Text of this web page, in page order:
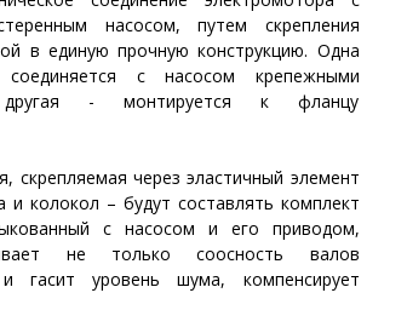
насосом, путем скрепления
в единую прочную конструкцию. Одна
с насосом крепежными
- монтируется к фланцу
скрепляемая через эластичный элемент
и колокол – будут составлять комплект
с насосом и его приводом,
не только соосность валов
гасит уровень шума, компенсирует